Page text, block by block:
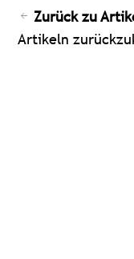
Zurück zu
Artikeln